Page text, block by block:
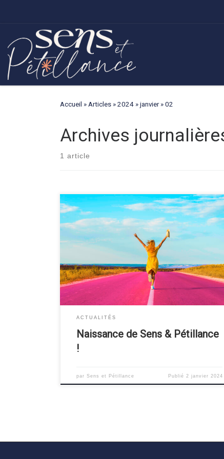
Accueil » Articles » 2024 » janvier » 02
Archives
1 article
Je suis ravie d’annoncer la naissance de « Sens et
Pétillance« , entreprise de coaching professionnel à
destination des entreprises et des particuliers, sur le
secteur rennais et au-delà. Entreprendre Après
presque 20 ans en tant que salariée, le temps est
pour moi de voler de mes propres ailes. J’ai choisi
ACTUALITÉS
Naissance de Sens & Pétillance
!
parSens et Pétillance Publié 2 janvier 2024